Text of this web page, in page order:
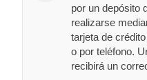
por un depósito
realizarse
tarjeta de
o por teléfono.
recibirá un